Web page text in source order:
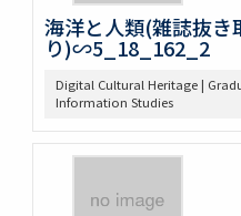
海洋と人類(雑誌抜き
り)∽5_18_162_2
Digital Cultural Heritage |
Information Studies